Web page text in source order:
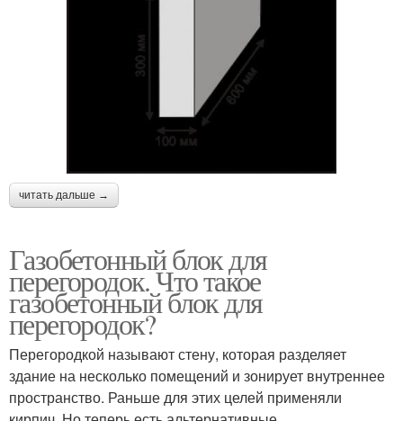
читать дальше →
Газобетонный блок для
перегородок. Что такое
газобетонный блок для
перегородок?
Перегородкой называют стену, которая разделяет
здание на несколько помещений и зонирует внутреннее
пространство. Раньше для этих целей применяли